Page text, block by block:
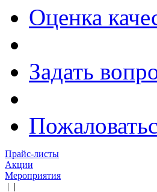
Оценка
Задать
Прайс-листы
Акции
Мероприятия
| |